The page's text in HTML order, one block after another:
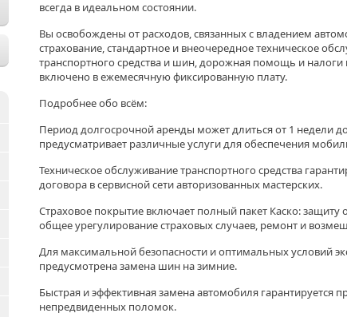
всегда в идеальном состоянии.
Вы освобождены от расходов, связанных с владением
страхование, стандартное и внеочередное техническое
транспортного средства и шин, дорожная помощь и налоги
включено в ежемесячную фиксированную плату.
Подробнее обо всём:
Период долгосрочной аренды может длиться от 1 недели
предусматривает различные услуги для обеспечения
Техническое обслуживание транспортного средства
договора в сервисной сети авторизованных мастерских.
Страховое покрытие включает полный пакет Каско: защиту
общее урегулирование страховых случаев, ремонт и
Для максимальной безопасности и оптимальных условий
предусмотрена замена шин на зимние.
Быстрая и эффективная замена автомобиля гарантируется
непредвиденных поломок.